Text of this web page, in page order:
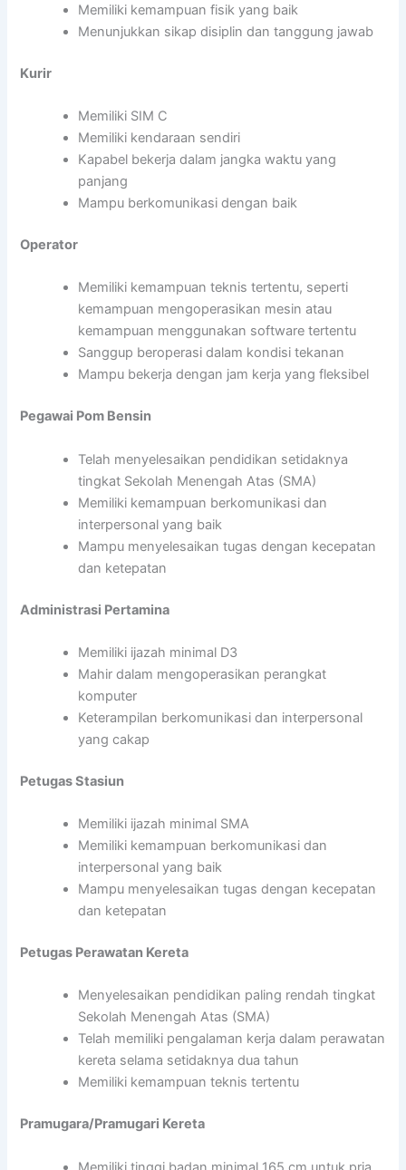
Memiliki kemampuan fisik yang baik
Menunjukkan sikap disiplin dan tanggung jawab
Kurir
Memiliki SIM C
Memiliki kendaraan sendiri
Kapabel bekerja dalam jangka waktu yang
panjang
Mampu berkomunikasi dengan baik
Operator
Memiliki kemampuan teknis tertentu, seperti
kemampuan mengoperasikan mesin atau
kemampuan menggunakan software tertentu
Sanggup beroperasi dalam kondisi tekanan
Mampu bekerja dengan jam kerja yang fleksibel
Pegawai Pom Bensin
Telah menyelesaikan pendidikan setidaknya
tingkat Sekolah Menengah Atas (SMA)
Memiliki kemampuan berkomunikasi dan
interpersonal yang baik
Mampu menyelesaikan tugas dengan kecepatan
dan ketepatan
Administrasi Pertamina
Memiliki ijazah minimal D3
Mahir dalam mengoperasikan perangkat
komputer
Keterampilan berkomunikasi dan interpersonal
yang cakap
Petugas Stasiun
Memiliki ijazah minimal SMA
Memiliki kemampuan berkomunikasi dan
interpersonal yang baik
Mampu menyelesaikan tugas dengan kecepatan
dan ketepatan
Petugas Perawatan Kereta
Menyelesaikan pendidikan paling rendah tingkat
Sekolah Menengah Atas (SMA)
Telah memiliki pengalaman kerja dalam perawatan
kereta selama setidaknya dua tahun
Memiliki kemampuan teknis tertentu
Pramugara/Pramugari Kereta